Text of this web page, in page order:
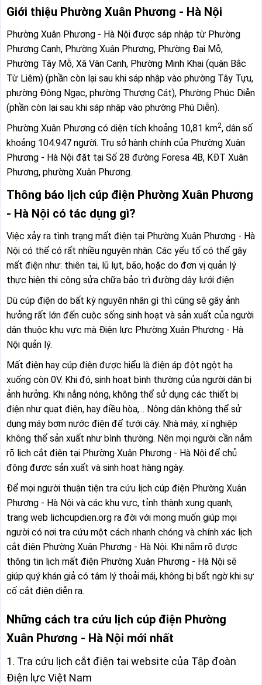
Phường Tây Mỗ Phường Tây Tựu
Phường Thanh Liệt Phường Thanh Xuân
Phường Thượng Cát Phường Từ Liêm
Phường Tùng Thiện Phường Tương Mai
Phường Văn Miếu - Quốc Tử
Giám
Phường Việt Hưng
Phường Vĩnh Hưng Phường Vĩnh Tuy
Phường Xuân Đỉnh
Phường Yên Hòa Phường Yên Nghĩa
Phường Yên Sở Xã An Khánh
Xã Ba Vì Xã Bất Bạt
Xã Bát Tràng Xã Bình Minh
Xã Chương Dương Xã Chuyên Mỹ
Xã Cổ Đô Xã Đa Phúc
Xã Đại Thanh Xã Đại Xuyên
Xã Dân Hòa
Xã Đoài Phương Xã Đông Anh
Xã Dương Hòa Xã Gia Lâm
Xã Hạ Bằng Xã Hát Môn
Xã Hòa Lạc Xã Hòa Phú
Xã Hòa Xá Xã Hoài Đức
Xã Hồng Sơn Xã Hồng Vân
Xã Hưng Đạo Xã Hương Sơn
Xã Kiều Phú Xã Kim Anh
Xã Liên Minh Xã Mê Linh
Xã Minh Châu Xã Mỹ Đức
Xã Nội Bài Xã Ô Diên
Xã Phú Nghĩa
Giới thiệu Phường Xuân Phương - Hà Nội
Phường Xuân Phương - Hà Nội được sáp nhập từ Phường
Phương Canh, Phường Xuân Phương, Phường Đại Mỗ,
Phường Tây Mỗ, Xã Vân Canh, Phường Minh Khai (quận Bắc
Từ Liêm) (phần còn lại sau khi sáp nhập vào phường Tây Tựu,
phường Đông Ngạc, phường Thượng Cát), Phường Phúc Diễn
(phần còn lại sau khi sáp nhập vào phường Phú Diễn).
Phường Xuân Phương có diện tích khoảng 10,81 km2, dân số
khoảng 104.947 người. Trụ sở hành chính của Phường Xuân
Phương - Hà Nội đặt tại Số 28 đường Foresa 4B, KĐT Xuân
Phương, phường Xuân Phương.
Thông báo lịch cúp điện Phường Xuân Phương
- Hà Nội có tác dụng gì?
Việc xảy ra tình trạng mất điện tại Phường Xuân Phương - Hà
Nội có thể có rất nhiều nguyên nhân. Các yếu tố có thể gây
mất điện như: thiên tai, lũ lụt, bão, hoặc do đơn vị quản lý
thực hiện thi công sửa chữa bảo trì đường dây lưới điện
Dù cúp điện do bất kỳ nguyên nhân gì thì cũng sẽ gây ảnh
hưởng rất lớn đến cuộc sống sinh hoạt và sản xuất của người
dân thuộc khu vực mà Điện lực Phường Xuân Phương - Hà
Nội quản lý.
Mất điện hay cúp điện được hiểu là điện áp đột ngột hạ
xuống còn 0V. Khi đó, sinh hoạt bình thường của người dân bị
ảnh hưởng. Khi nắng nóng, không thể sử dụng các thiết bị
điện như quạt điện, hay điều hòa,... Nông dân không thể sử
dụng máy bơm nước điện để tưới cây. Nhà máy, xí nghiệp
không thể sản xuất như bình thường. Nên mọi người cần nắm
rõ lịch cắt điện tại Phường Xuân Phương - Hà Nội để chủ
động được sản xuất và sinh hoạt hàng ngày.
Để mọi người thuận tiện tra cứu lịch cúp điện Phường Xuân
Phương - Hà Nội và các khu vực, tỉnh thành xung quanh,
trang web lichcupdien.org ra đời với mong muốn giúp mọi
người có nơi tra cứu một cách nhanh chóng và chính xác lịch
cắt điện Phường Xuân Phương - Hà Nội. Khi nắm rõ được
thông tin lịch mất điện Phường Xuân Phương - Hà Nội sẽ
giúp quý khán giả có tâm lý thoải mái, không bị bất ngờ khi sự
cố cắt điện diễn ra.
Những cách tra cứu lịch cúp điện Phường
Xuân Phương - Hà Nội mới nhất
1. Tra cứu lịch cắt điện tại website của Tập đoàn
Điện lực Việt Nam